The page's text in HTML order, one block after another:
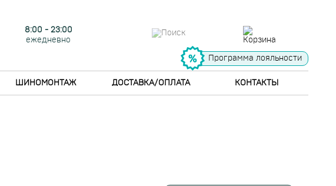
8:00 - 23:00
ежедневно
Программа лояльности
ШИНОМОНТАЖ ДОСТАВКА/ОПЛАТА КОНТАКТЫ